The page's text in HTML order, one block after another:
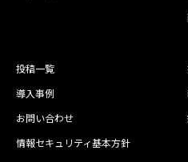
投稿一覧
導入事例
お問い合わせ
情報セキュリティ基本方針